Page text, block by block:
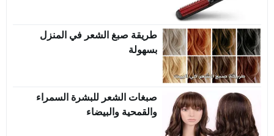
طريقة صبغ الشعر في المنزل
بسهولة
صبغات الشعر للبشرة السمراء
والقمحية والبيضاء